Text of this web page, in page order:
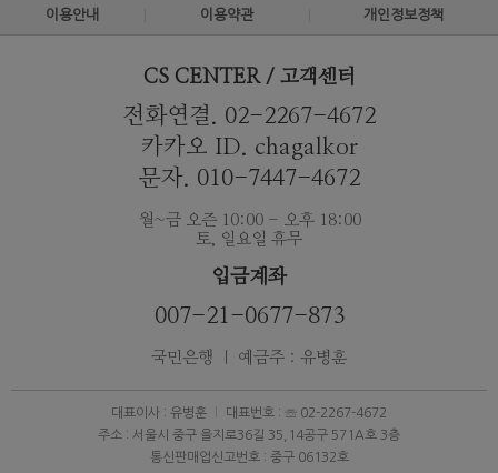
이용안내 이용약관 개인정보정책
CS CENTER / 고객센터
전화연결. 02-2267-4672
카카오 ID. chagalkor
문자. 010-7447-4672
월~금 오즌 10:00 - 오후 18:00
토, 일요일 휴무
입금계좌
007-21-0677-873
국민은행 ｜ 예금주 : 유병훈
대표이사 : 유병훈
대표번호 : ☏ 02-2267-4672
주소 : 서울시 중구 을지로36길 35,14공구 571A호 3층
통신판매업신고번호 : 중구 06132호